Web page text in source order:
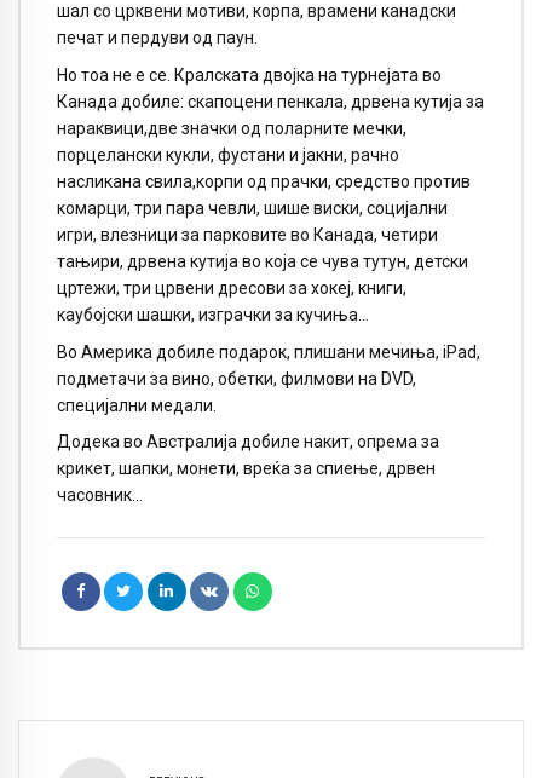
шал со црквени мотиви, корпа, врамени канадски
печат и пердуви од паун.
Но тоа не е се. Кралската двојка на турнејата во
Канада добиле: скапоцени пенкала, дрвена кутија за
нараквици,две значки од поларните мечки,
порцелански кукли, фустани и јакни, рачно
насликана свила,корпи од прачки, средство против
комарци, три пара чевли, шише виски, социјални
игри, влезници за парковите во Канада, четири
тањири, дрвена кутија во која се чува тутун, детски
цртежи, три црвени дресови за хокеј, книги,
каубојски шашки, изграчки за кучиња…
Во Америка добиле подарок, плишани мечиња, iPad,
подметачи за вино, обетки, филмови на DVD,
специјални медали.
Додека во Австралија добиле накит, опрема за
крикет, шапки, монети, вреќа за спиење, дрвен
часовник…